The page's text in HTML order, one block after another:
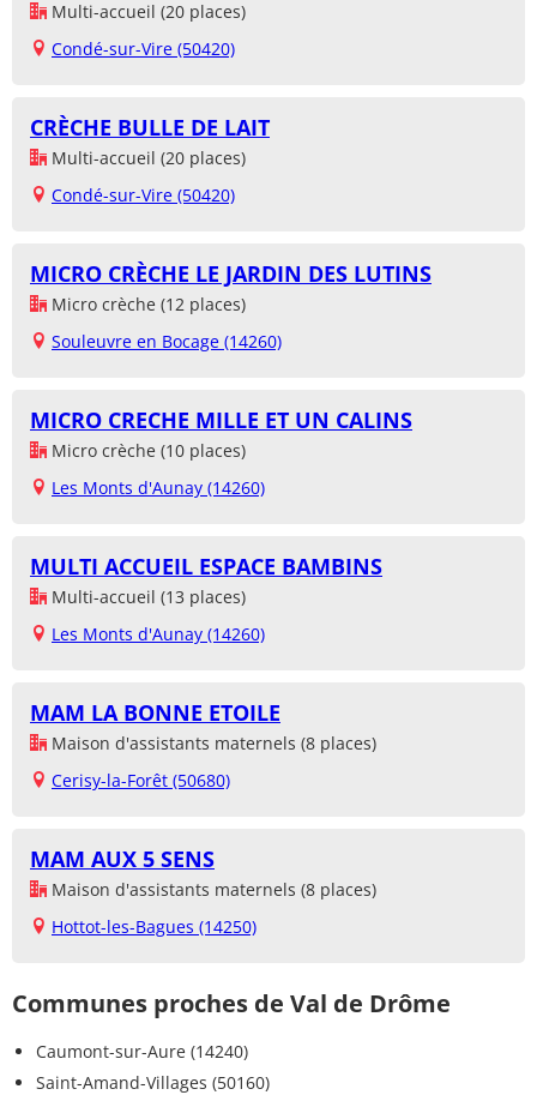
Multi-accueil (20 places)
Condé-sur-Vire (50420)
CRÈCHE BULLE DE LAIT
Multi-accueil (20 places)
Condé-sur-Vire (50420)
MICRO CRÈCHE LE JARDIN DES LUTINS
Micro crèche (12 places)
Souleuvre en Bocage (14260)
MICRO CRECHE MILLE ET UN CALINS
Micro crèche (10 places)
Les Monts d'Aunay (14260)
MULTI ACCUEIL ESPACE BAMBINS
Multi-accueil (13 places)
Les Monts d'Aunay (14260)
MAM LA BONNE ETOILE
Maison d'assistants maternels (8 places)
Cerisy-la-Forêt (50680)
MAM AUX 5 SENS
Maison d'assistants maternels (8 places)
Hottot-les-Bagues (14250)
Communes proches de Val de Drôme
Caumont-sur-Aure (14240)
Saint-Amand-Villages (50160)